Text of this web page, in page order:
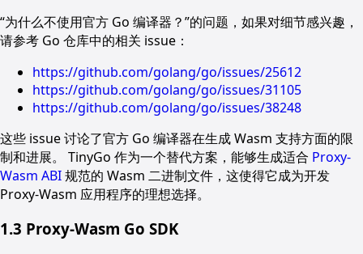
“为什么不使用官方 Go 编译器？”的问题，如果对细节感兴趣，
请参考 Go 仓库中的相关 issue：
https://github.com/golang/go/issues/25612
https://github.com/golang/go/issues/31105
https://github.com/golang/go/issues/38248
这些 issue 讨论了官方 Go 编译器在生成 Wasm 支持方面的限
制和进展。 TinyGo 作为一个替代方案，能够生成适合 Proxy-
Wasm ABI规范的 Wasm 二进制文件，这使得它成为开发
Proxy-Wasm 应用程序的理想选择。
1.3 Proxy-Wasm Go SDK